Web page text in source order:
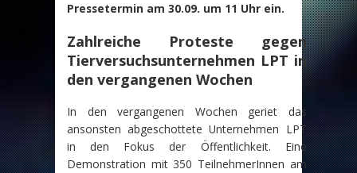
Pressetermin am 30.09. um 11 Uhr ein.
Zahlreiche Proteste gegen
Tierversuchsunternehmen LPT in
den vergangenen Wochen
In den vergangenen Wochen geriet das
ansonsten abgeschottete Unternehmen LPT
in den Fokus der Öffentlichkeit. Eine
Demonstration mit 350 TeilnehmerInnen am